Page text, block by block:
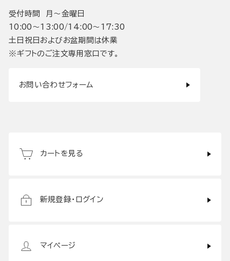
受付時間 月〜金曜日
10:00〜13:00/14:00〜17:30
土日祝日およびお盆期間は休業
※ギフトのご注文専用窓口です。
お問い合わせフォーム
カートを見る
新規登録・ログイン
マイページ